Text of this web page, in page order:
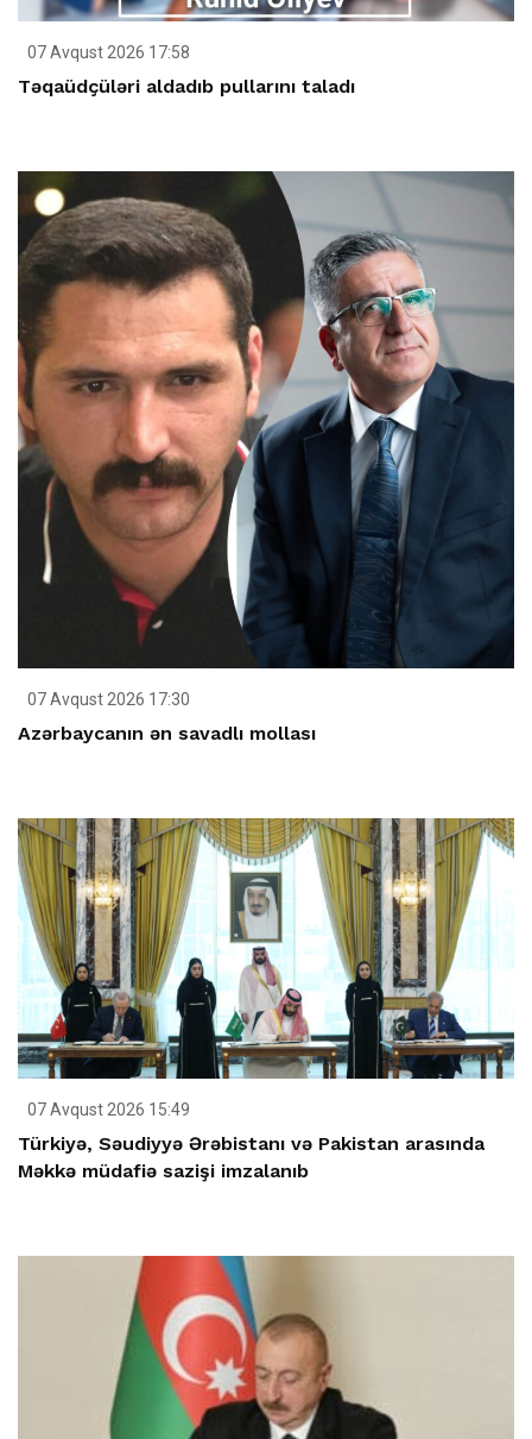
07 Avqust 2026 17:58
Təqaüdçüləri aldadıb pullarını taladı
07 Avqust 2026 17:30
Azərbaycanın ən savadlı mollası
07 Avqust 2026 15:49
Türkiyə, Səudiyyə Ərəbistanı və Pakistan arasında
Məkkə müdafiə sazişi imzalanıb